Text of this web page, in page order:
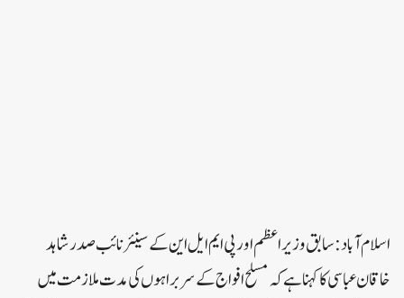
اسلام آباد: سابق وزیراعظم اور پی ایم ایل این کے سینئر نائب صدر شاہد
خاقان عباسی کا کہنا ہے کہ مسلح افواج کے سربراہوں کی مدت ملازمت میں